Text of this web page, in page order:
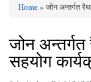
Home» जोन अन्तर्गत
जोन अन्तर्गत
सहयोग